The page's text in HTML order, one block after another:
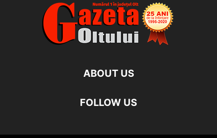
ABOUT US
FOLLOW US